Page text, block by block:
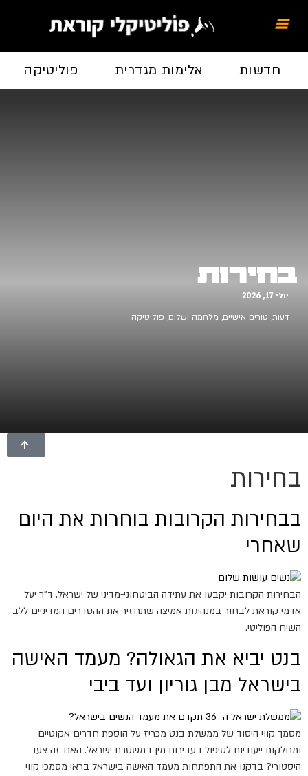
חדשות אלימות מגדרית פוליטיקה
בחירות
יולי 17, 2026
דעות, טורים אישיים, מלחמה ושלום, פוליטיקה
בחירות
בבחירות הקרובות בוחרות את היום
שאחרי
הבחירות הקרובות יקבעו את עתידה הביטחוני-מדיני של ישראל. ד"ר יעל
אדמי קוראת לבחור במנהיגות אמיצה שתחזיר את ההסדרים המדיניים ללב
השיח הפוליטי.
בנט יביא את הגאולה? מעמד האישה
בישראל מבן גוריון ועד ביבי
מסמך קווי היסוד של ממשלת בנט מכריז על הוספת חדרים אקוטיים
ומחלקות ייעודיות לטיפול בעבירות מין במשטרת ישראל. האם זה צעד
היסטורי? בדקנו את התפתחות מעמד האישה בישראל בראי מסמכי קווי